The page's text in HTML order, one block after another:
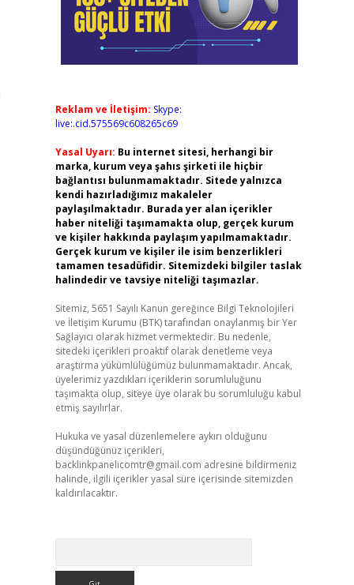
Reklam ve İletişim: Skype:
live:.cid.575569c608265c69
Yasal Uyarı: Bu internet sitesi, herhangi bir
marka, kurum veya şahıs şirketi ile hiçbir
bağlantısı bulunmamaktadır. Sitede yalnızca
kendi hazırladığımız makaleler
paylaşılmaktadır. Burada yer alan içerikler
haber niteliği taşımamakta olup, gerçek kurum
ve kişiler hakkında paylaşım yapılmamaktadır.
Gerçek kurum ve kişiler ile isim benzerlikleri
tamamen tesadüfidir. Sitemizdeki bilgiler taslak
halindedir ve tavsiye niteliği taşımazlar.
Sitemiz, 5651 Sayılı Kanun gereğince Bilgi Teknolojileri
ve İletişim Kurumu (BTK) tarafından onaylanmış bir Yer
Sağlayıcı olarak hizmet vermektedir. Bu nedenle,
sitedeki içerikleri proaktif olarak denetleme veya
araştırma yükümlülüğümüz bulunmamaktadır. Ancak,
üyelerimiz yazdıkları içeriklerin sorumluluğunu
taşımakta olup, siteye üye olarak bu sorumluluğu kabul
etmiş sayılırlar.
Hukuka ve yasal düzenlemelere aykırı olduğunu
düşündüğünüz içerikleri,
backlinkpanelicomtr@gmail.com adresine bildirmeniz
halinde, ilgili içerikler yasal süre içerisinde sitemizden
kaldırılacaktır.